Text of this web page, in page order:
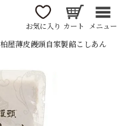
お気に入り カート メニュー
柏屋薄皮饅頭自家製餡こしあん